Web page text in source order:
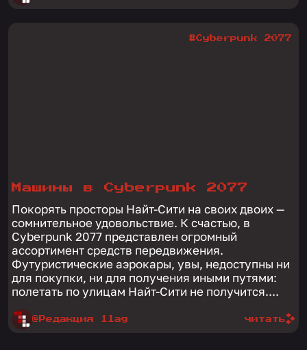
Машины в Cyberpunk 2077
Покорять просторы Найт-Сити на своих двоих —
сомнительное удовольствие. К счастью, в
Cyberpunk 2077 представлен огромный
ассортимент средств передвижения.
Футуристические аэрокары, увы, недоступны ни
для покупки, ни для получения иными путями:
полетать по улицам Найт-Сити не получится....
@Редакция 1lag
#Cyberpunk 2077
читать